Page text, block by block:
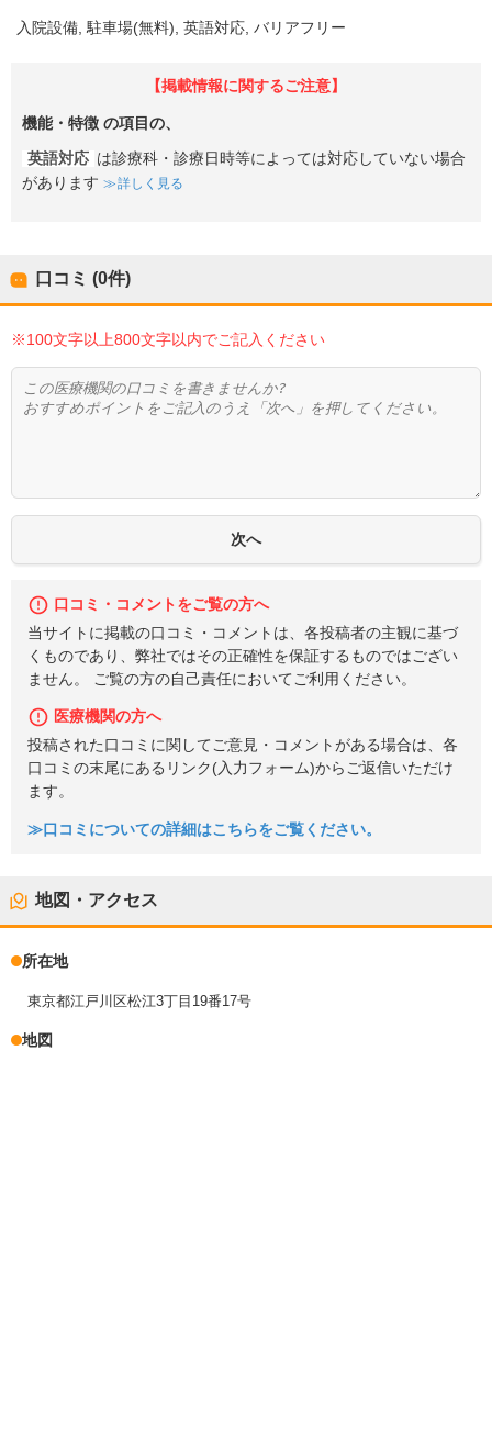
入院設備 駐車場(無料) 英語対応 バリアフリー
【掲載情報に関するご注意】
機能・特徴 の項目の、
英語対応 は診療科・診療日時等によっては対応していない場合
があります
詳しく見る
口コミ (0件)
※100文字以上800文字以内でご記入ください
口コミ・コメントをご覧の方へ
当サイトに掲載の口コミ・コメントは、各投稿者の主観に基づ
くものであり、弊社ではその正確性を保証するものではござい
ません。 ご覧の方の自己責任においてご利用ください。
医療機関の方へ
投稿された口コミに関してご意見・コメントがある場合は、各
口コミの末尾にあるリンク(入力フォーム)からご返信いただけ
ます。
≫口コミについての詳細はこちらをご覧ください。
地図・アクセス
所在地
東京都江戸川区松江3丁目19番17号
地図